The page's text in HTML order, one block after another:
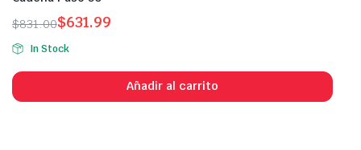
$831.00$631.99
In Stock
Añadir al carrito